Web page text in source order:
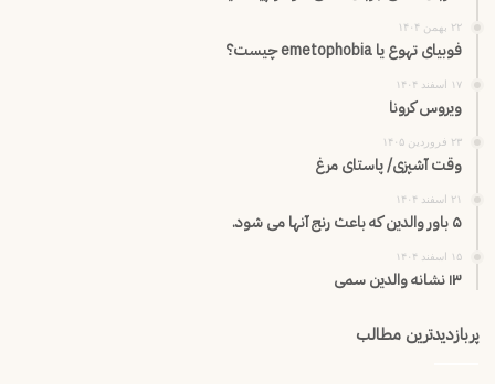
۲۲ بهمن ۱۴۰۴
فوبیای تهوع یا emetophobia چیست؟
۱۷ اسفند ۱۴۰۴
ویروس کرونا
۲۳ فروردین ۱۴۰۵
وقت آشپزی/ پاستای مرغ
۲۱ اسفند ۱۴۰۴
۵ باور والدین که باعث رنج آنها می شود.
۱۵ اسفند ۱۴۰۴
۱۳ نشانه والدین سمی
پربازدیدترین مطالب